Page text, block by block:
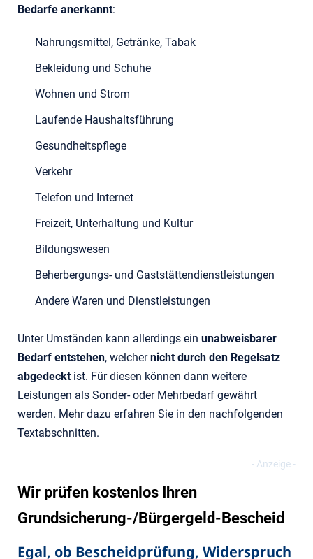
Bedarfe anerkannt:
Nahrungsmittel, Getränke, Tabak
Bekleidung und Schuhe
Wohnen und Strom
Laufende Haushaltsführung
Gesundheitspflege
Verkehr
Telefon und Internet
Freizeit, Unterhaltung und Kultur
Bildungswesen
Beherbergungs- und Gaststättendienstleistungen
Andere Waren und Dienstleistungen
Unter Umständen kann allerdings ein unabweisbarer
Bedarf entstehen, welchernicht durch den Regelsatz
abgedecktist. Für diesen können dann weitere
Leistungen als Sonder- oder Mehrbedarf gewährt
werden. Mehr dazu erfahren Sie in den nachfolgenden
Textabschnitten.
Wir prüfen kostenlos Ihren
Grundsicherung-/Bürgergeld-Bescheid
Egal, ob Bescheidprüfung, Widerspruch